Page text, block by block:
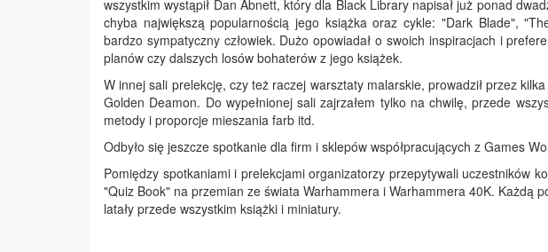
wszystkim wystąpił Dan Abnett, który dla Black Library napisał już ponad
chyba największą popularnością jego książka oraz cykle: "Dark Blade",
bardzo sympatyczny człowiek. Dużo opowiadał o swoich inspiracjach i
planów czy dalszych losów bohaterów z jego książek.
W innej sali prelekcję, czy też raczej warsztaty malarskie, prowadził przez
Golden Deamon. Do wypełnionej sali zajrzałem tylko na chwilę, przede
metody i proporcje mieszania farb itd.
Odbyło się jeszcze spotkanie dla firm i sklepów współpracujących z Games
Pomiędzy spotkaniami i prelekcjami organizatorzy przepytywali uczestników
"Quiz Book" na przemian ze świata Warhammera i Warhammera 40K. Każdą
latały przede wszystkim książki i miniatury.